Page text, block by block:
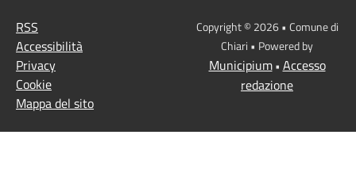
RSS
Accessibilità
Privacy
Cookie
Mappa del sito
Copyright © 2026 • Comune di
Chiari • Powered by
Municipium• Accesso
redazione